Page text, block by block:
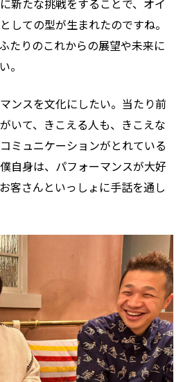
しての型が生まれたのですね。
たりのこれからの展望や未来に
。
ンスを文化にしたい。当たり前
いて、きこえる人も、きこえな
ミュニケーションがとれている
自身は、パフォーマンスが大好
客さんといっしょに手話を通し